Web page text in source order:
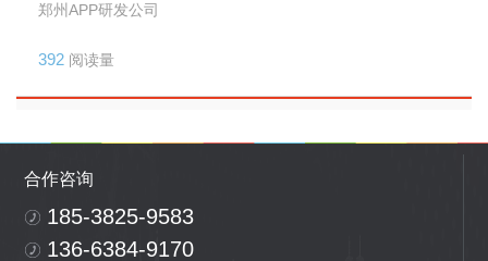
郑州APP研发公司
392 阅读量
合作咨询
185-3825-9583
136-6384-9170